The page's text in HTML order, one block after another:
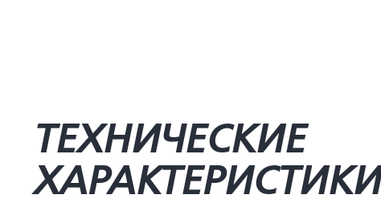
ТЕХНИЧЕСКИЕ
ХАРАКТЕРИСТИКИ